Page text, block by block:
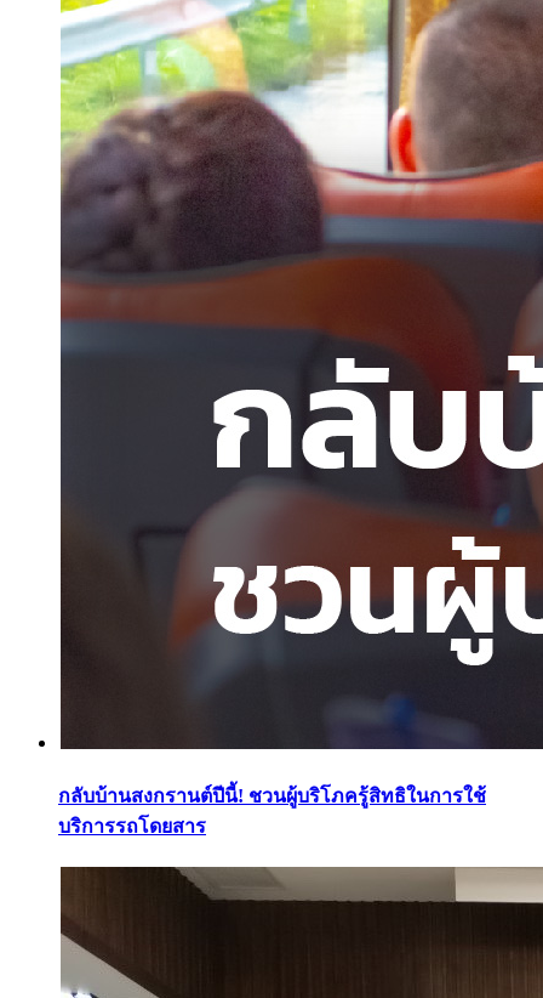
กลับบ้านสงกรานต์ปีนี้! ชวนผู้บริโภครู้สิทธิในการใช้
บริการรถโดยสาร